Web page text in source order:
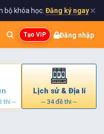
bộ khóa học. Đăng ký ngay✕
Tạo VIP Đăng nhập
thi --
Lịch sử & Địa lí
-- 34 đề thi --